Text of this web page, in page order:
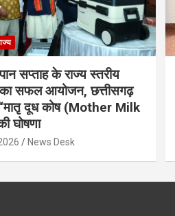
सप्ताह के राज्य स्तरीय
का सफल आयोजन, छत्तीसगढ़
दूध कोष (Mother Milk
घोषणा
News Desk